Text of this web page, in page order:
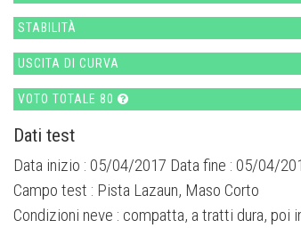
STABILITÀ
USCITA DI CURVA
VOTO TOTALE 80
Dati test
Data inizio : 05/04/2017 Data fine : 05/04/
Campo test : Pista Lazaun, Maso Corto
Condizioni neve : compatta, a tratti dura, poi